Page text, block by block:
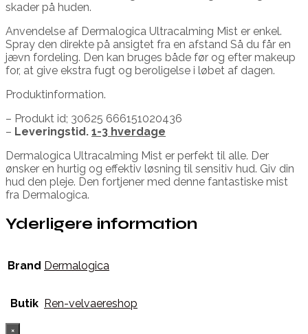
skader på huden.
Anvendelse af Dermalogica Ultracalming Mist er enkel.
Spray den direkte på ansigtet fra en afstand Så du får en
jævn fordeling. Den kan bruges både før og efter makeup
for, at give ekstra fugt og beroligelse i løbet af dagen.
Produktinformation.
– Produkt id; 30625 666151020436
– Leveringstid. 1-3 hverdage
Dermalogica Ultracalming Mist er perfekt til alle. Der
ønsker en hurtig og effektiv løsning til sensitiv hud. Giv din
hud den pleje. Den fortjener med denne fantastiske mist
fra Dermalogica.
Yderligere information
Brand Dermalogica
Butik Ren-velvaereshop
×